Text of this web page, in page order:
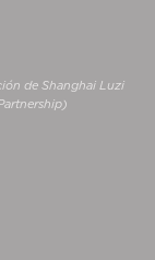
de Shanghai Luzi